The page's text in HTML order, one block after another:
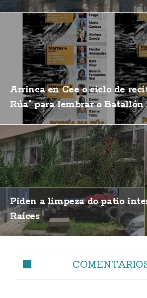
Arrinca en Cee o ciclo de
Rúa" para lembrar o
Piden a limpeza do patio
Raíces